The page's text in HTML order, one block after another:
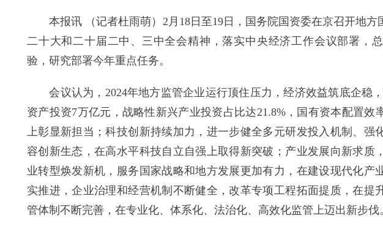
本报讯 （记者杜雨萌）2月18日至19日，国务院国资委在京召开地方
二十大和二十届二中、三中全会精神，落实中央经济工作会议部署，
验，研究部署今年重点任务。
会议认为，2024年地方监管企业运行顶住压力，经济效益筑底企稳
资产投资7万亿元，战略性新兴产业投资占比达21.8%，国有资本配置效
上彰显新担当；科技创新持续加力，进一步健全多元研发投入机制、强
容创新生态，在高水平科技自立自强上取得新突破；产业发展向新求质
业转型焕发新机，服务国家战略和地方发展更加有力，在建设现代化产
实推进，企业治理和经营机制不断健全，改革专项工程拓面提质，在提
管体制不断完善，在专业化、体系化、法治化、高效化监管上迈出新步伐